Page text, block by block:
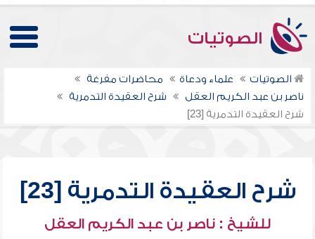
الصوتيات
الصوتيات علماء ودعاة
محاضرات مفرغة
ناصر بن عبد الكريم العقل
شرح العقيدة التدمرية
شرح العقيدة التدمرية [23]
شرح العقيدة التدمرية [23]
للشيخ : ناصر بن عبد الكريم العقل